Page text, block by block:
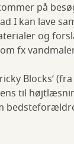
på
I kan lave
og
fx
Blocks’
til